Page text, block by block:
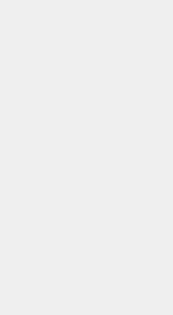
konserle zirveye